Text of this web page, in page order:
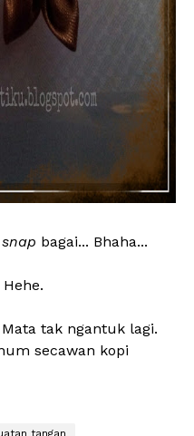
snap bagai... Bhaha...
tak ngantuk lagi.
secawan kopi
tangan